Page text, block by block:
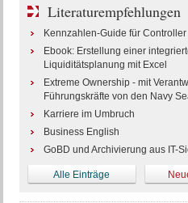
Literaturempfehlungen
Kennzahlen-Guide für Controller
Ebook: Erstellung einer
Liquiditätsplanung mit Excel
Extreme Ownership - mit
Führungskräfte von den Navy
Karriere im Umbruch
Business English
GoBD und Archivierung aus IT-
Alle Einträge